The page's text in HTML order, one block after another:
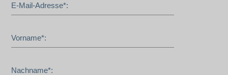
E-Mail-Adresse*:
Vorname*:
Nachname*: